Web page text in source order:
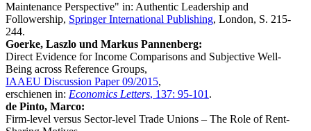
Maintenance Perspective" in: Authentic Leadership and
Followership, Springer International Publishing, London, S. 215-
244.
Goerke, Laszlo und Markus Pannenberg:
Direct Evidence for Income Comparisons and Subjective Well-
Being across Reference Groups,
IAAEU Discussion Paper 09/2015,
erschienen in: Economics Letters, 137: 95-101 .
de Pinto, Marco:
Firm-level versus Sector-level Trade Unions – The Role of Rent-